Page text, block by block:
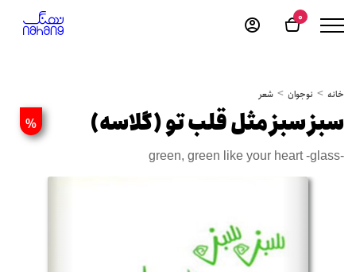
0
خانه نوجوان شعر
% سبز سبز مثل قلب تو (گلاسه)
green, green like your heart -glass-